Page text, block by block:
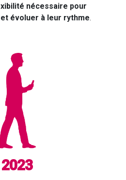
nécessaire pour
évoluer à leur rythme.
2023